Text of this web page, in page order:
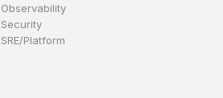
Observability
Security
SRE/Platform